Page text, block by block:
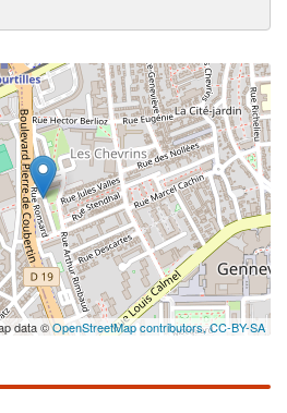
data ©OpenStreetMap contributors,CC-BY-SA